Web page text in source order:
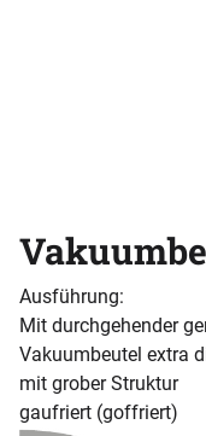
Ausführung:
Mit durchgehender
Vakuumbeutel extra
mit grober Struktur
gaufriert (goffriert)